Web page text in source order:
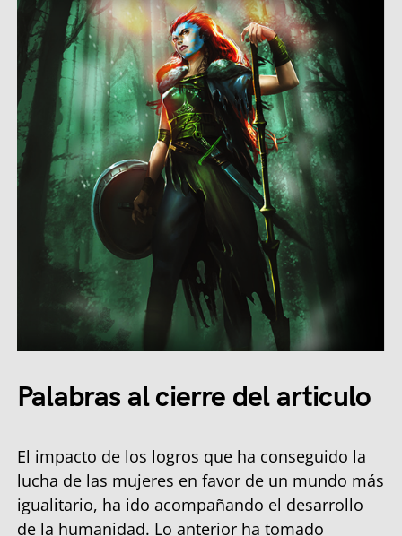
Palabras al cierre del articulo
El impacto de los logros que ha conseguido la
lucha de las mujeres en favor de un mundo más
igualitario, ha ido acompañando el desarrollo
de la humanidad. Lo anterior ha tomado